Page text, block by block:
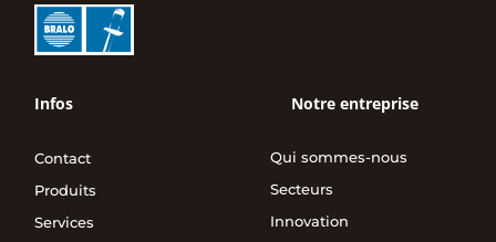
Infos
Contact
Produits
Services
Notre entreprise
Qui sommes-nous
Secteurs
Innovation